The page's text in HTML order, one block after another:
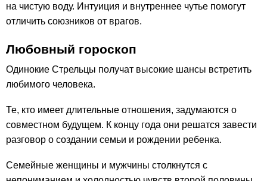
на чистую воду. Интуиция и внутреннее чутье помогут
отличить союзников от врагов.
Любовный гороскоп
Одинокие Стрельцы получат высокие шансы встретить
любимого человека.
Те, кто имеет длительные отношения, задумаются о
совместном будущем. К концу года они решатся завести
разговор о создании семьи и рождении ребенка.
Семейные женщины и мужчины столкнутся с